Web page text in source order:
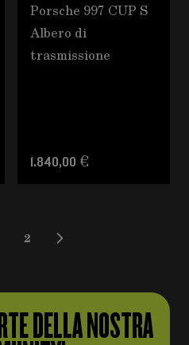
Porsche 997 CUP S
Albero di
trasmissione
1.840,00 €
stai leggendo la
Pagina
2
DELLA NOSTRA